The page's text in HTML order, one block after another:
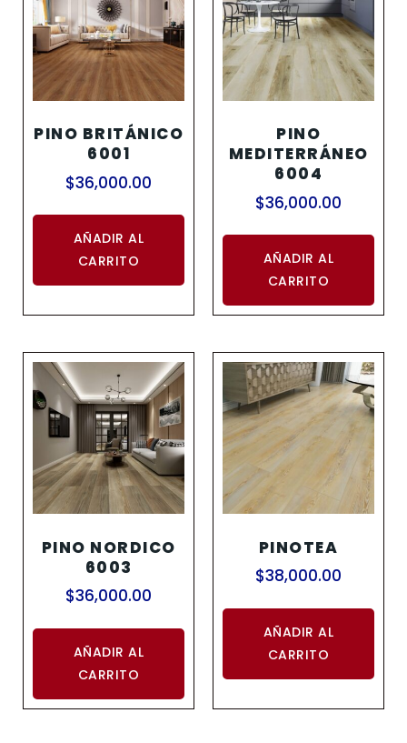
PINO BRITÁNICO
6001
$36,000.00
AÑADIR AL
CARRITO
PINO
MEDITERRÁNEO
6004
$36,000.00
AÑADIR AL
CARRITO
PINO NORDICO
6003
$36,000.00
AÑADIR AL
CARRITO
PINOTEA
$38,000.00
AÑADIR AL
CARRITO